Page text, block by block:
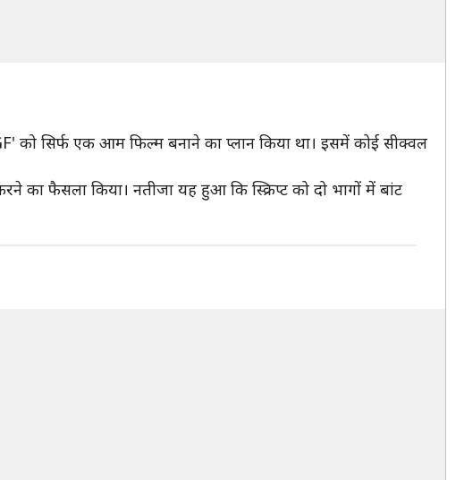
सिर्फ एक आम फिल्म बनाने का प्लान किया था। इसमें कोई सीक्वल
का फैसला किया। नतीजा यह हुआ कि स्क्रिप्ट को दो भागों में बांट